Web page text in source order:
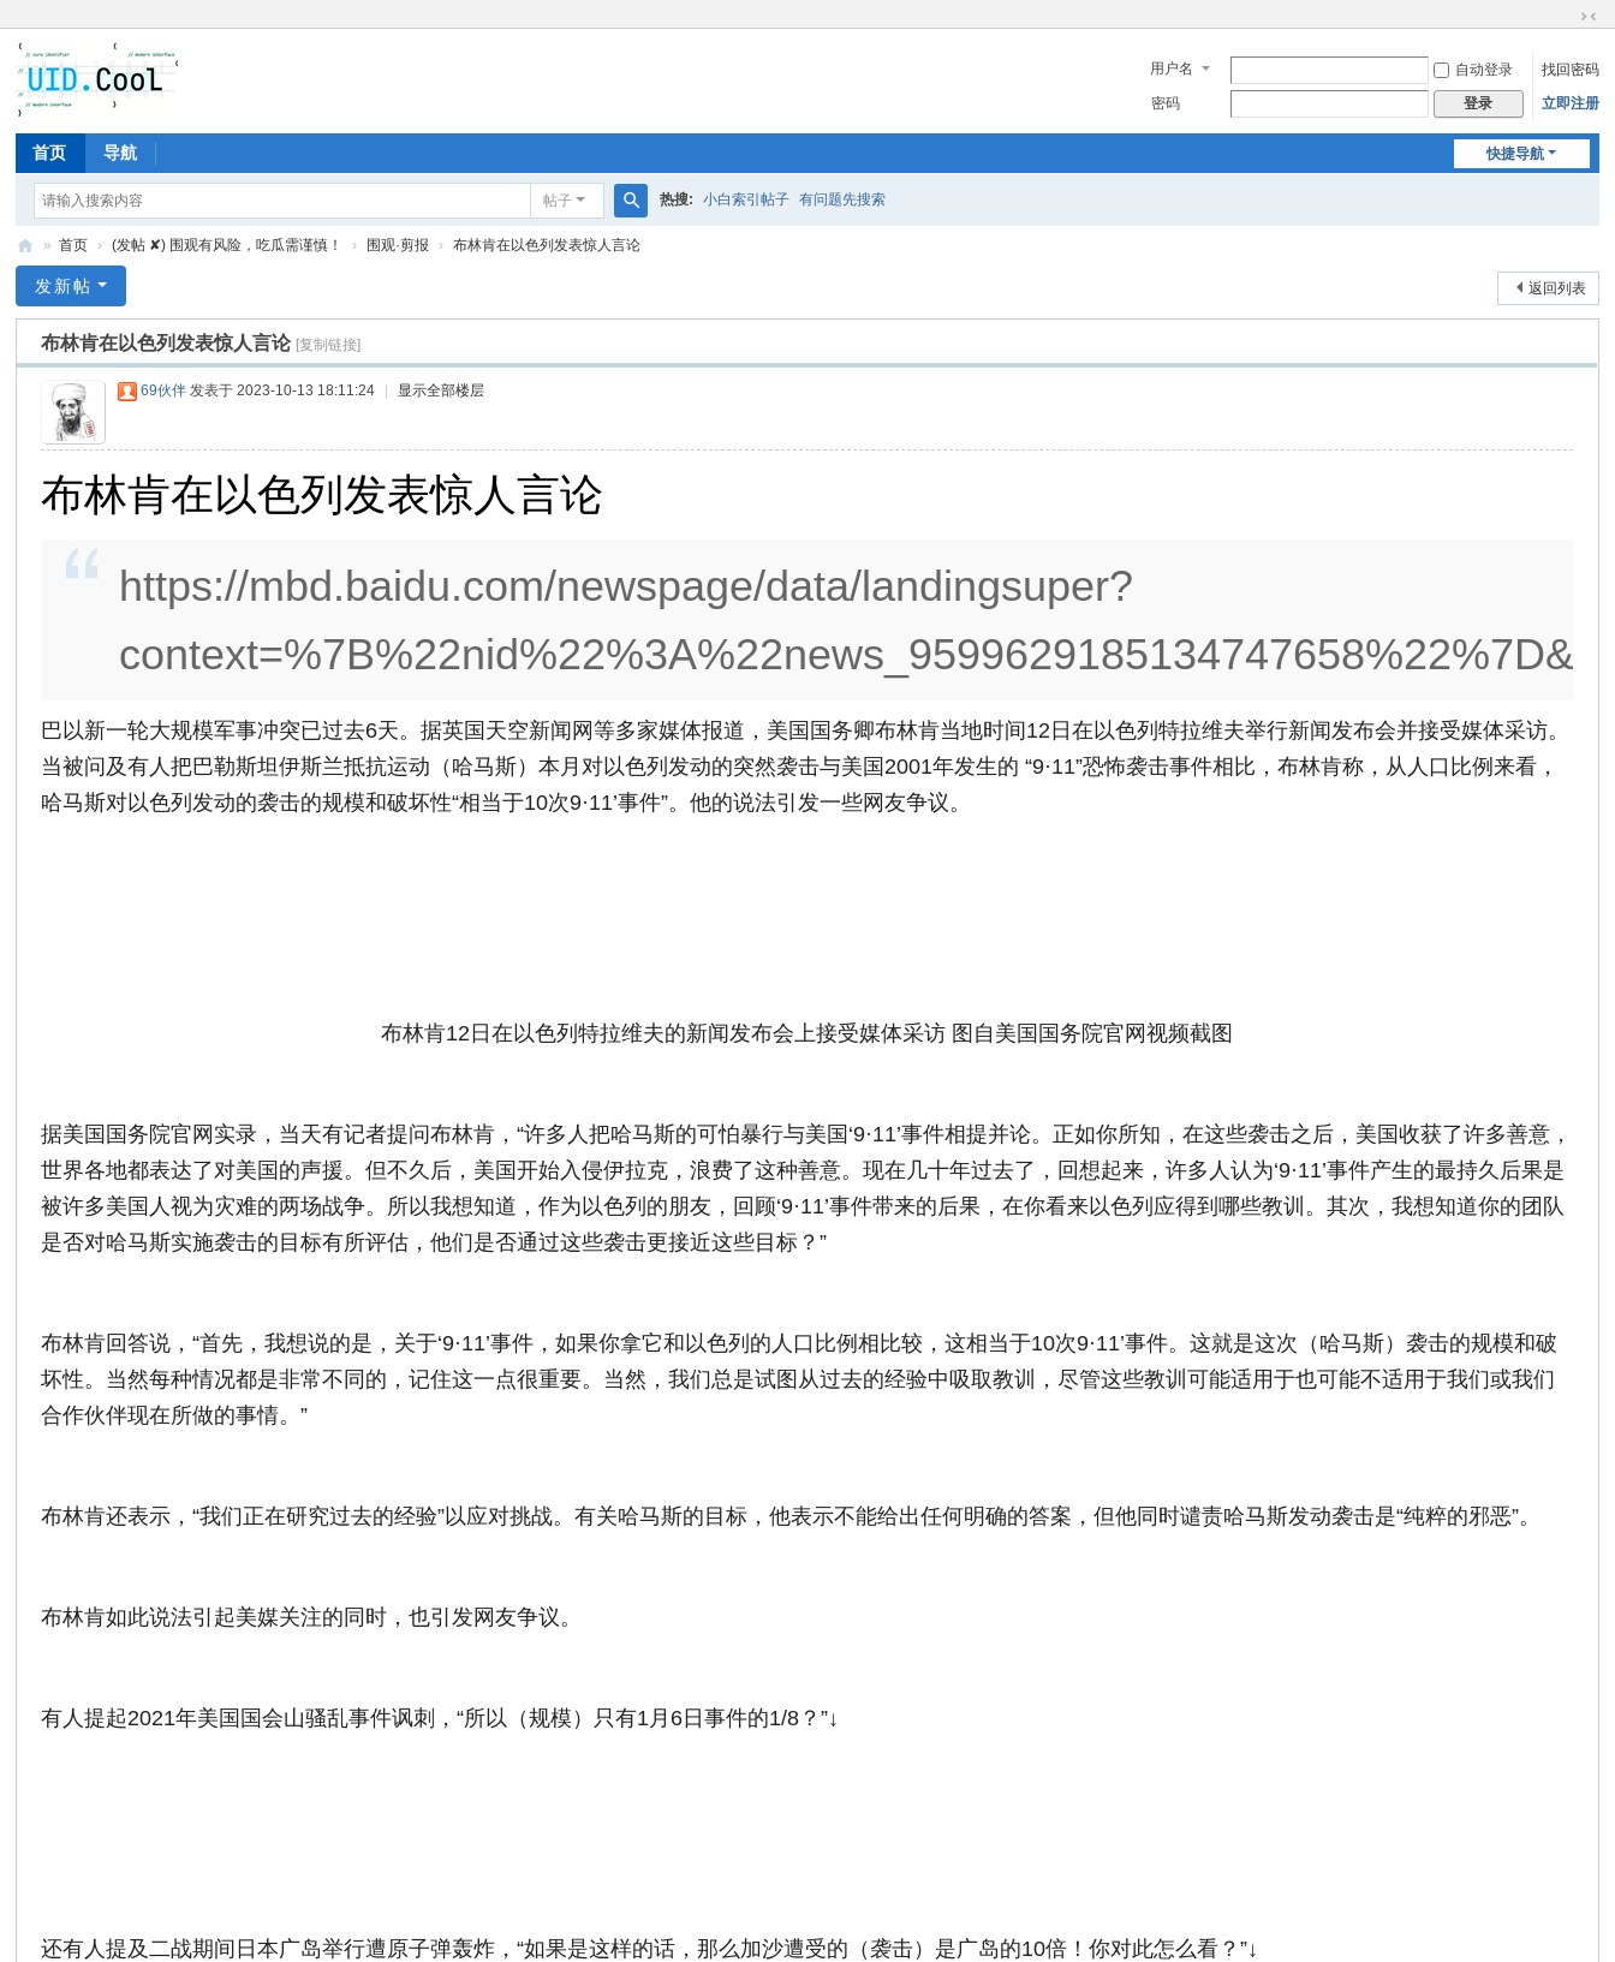
换
到
窄
用户名 自动登录
找回密码
密码
登录 立即注册
快捷导航
首页 导航
帖子
搜
热搜: 小白索引帖子 有问题先搜索
爱
» 首页 › (发帖 ✘) 围观有风险，吃瓜需谨慎！ › 围观·剪报 › 布林肯在以色列发表惊人言论
返回列表
发新帖
布林肯在以色列发表惊人言论 [复制链接]
69伙伴 发表于 2023-10-13 18:11:24 显示全部楼层
布林肯在以色列发表惊人言论
https://mbd.baidu.com/newspage/data/landingsuper?
巴以新一轮大规模军事冲突已过去6天。据英国天空新闻网等多家媒体报道，美国国务卿布林肯当地时间12日在以色列特拉维夫举行新闻发布会并接受媒体采访。
当被问及有人把巴勒斯坦伊斯兰抵抗运动（哈马斯）本月对以色列发动的突然袭击与美国2001年发生的 “9·11”恐怖袭击事件相比，布林肯称，从人口比例来看，
哈马斯对以色列发动的袭击的规模和破坏性“相当于10次9·11’事件”。他的说法引发一些网友争议。
布林肯12日在以色列特拉维夫的新闻发布会上接受媒体采访 图自美国国务院官网视频截图
据美国国务院官网实录，当天有记者提问布林肯，“许多人把哈马斯的可怕暴行与美国‘9·11’事件相提并论。正如你所知，在这些袭击之后，美国收获了许多善意，
世界各地都表达了对美国的声援。但不久后，美国开始入侵伊拉克，浪费了这种善意。现在几十年过去了，回想起来，许多人认为‘9·11’事件产生的最持久后果是
被许多美国人视为灾难的两场战争。所以我想知道，作为以色列的朋友，回顾‘9·11’事件带来的后果，在你看来以色列应得到哪些教训。其次，我想知道你的团队
是否对哈马斯实施袭击的目标有所评估，他们是否通过这些袭击更接近这些目标？”
布林肯回答说，“首先，我想说的是，关于‘9·11’事件，如果你拿它和以色列的人口比例相比较，这相当于10次9·11’事件。这就是这次（哈马斯）袭击的规模和破
坏性。当然每种情况都是非常不同的，记住这一点很重要。当然，我们总是试图从过去的经验中吸取教训，尽管这些教训可能适用于也可能不适用于我们或我们
合作伙伴现在所做的事情。”
布林肯还表示，“我们正在研究过去的经验”以应对挑战。有关哈马斯的目标，他表示不能给出任何明确的答案，但他同时谴责哈马斯发动袭击是“纯粹的邪恶”。
布林肯如此说法引起美媒关注的同时，也引发网友争议。
有人提起2021年美国国会山骚乱事件讽刺，“所以（规模）只有1月6日事件的1/8？”↓
还有人提及二战期间日本广岛举行遭原子弹轰炸，“如果是这样的话，那么加沙遭受的（袭击）是广岛的10倍！你对此怎么看？”↓